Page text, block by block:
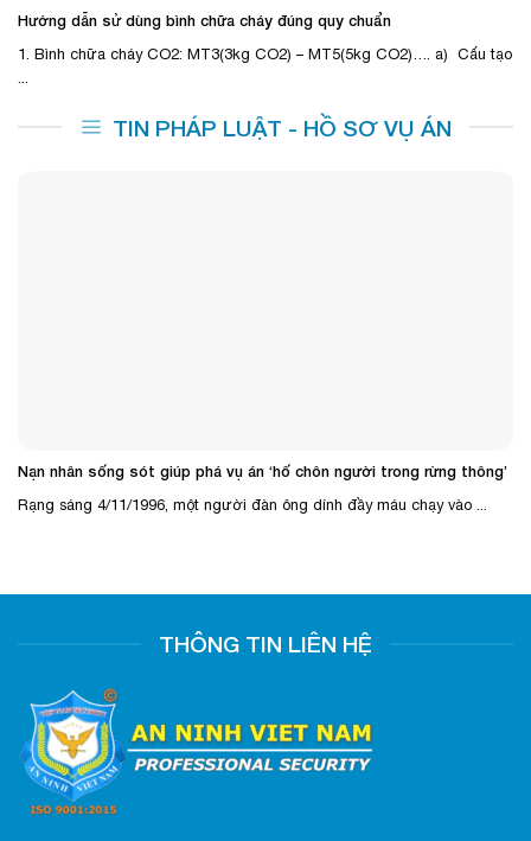
Hướng dẫn sử dùng bình chữa cháy đúng quy chuẩn
1. Bình chữa cháy CO2: MT3(3kg CO2) – MT5(5kg CO2)…. a) Cấu tạo
TIN PHÁP LUẬT - HỒ SƠ VỤ ÁN
Nạn nhân sống sót giúp phá vụ án ‘hố chôn người trong rừng thông’
Rạng sáng 4/11/1996, một người đàn ông dính đầy máu chạy vào ...
THÔNG TIN LIÊN HỆ